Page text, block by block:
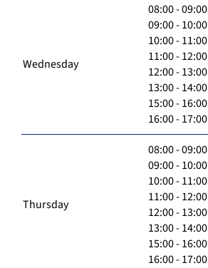
Wednesday
08:00 - 09:00
09:00 - 10:00
10:00 - 11:00
11:00 - 12:00
12:00 - 13:00
13:00 - 14:00
15:00 - 16:00
16:00 - 17:00
Thursday
08:00 - 09:00
09:00 - 10:00
10:00 - 11:00
11:00 - 12:00
12:00 - 13:00
13:00 - 14:00
15:00 - 16:00
16:00 - 17:00